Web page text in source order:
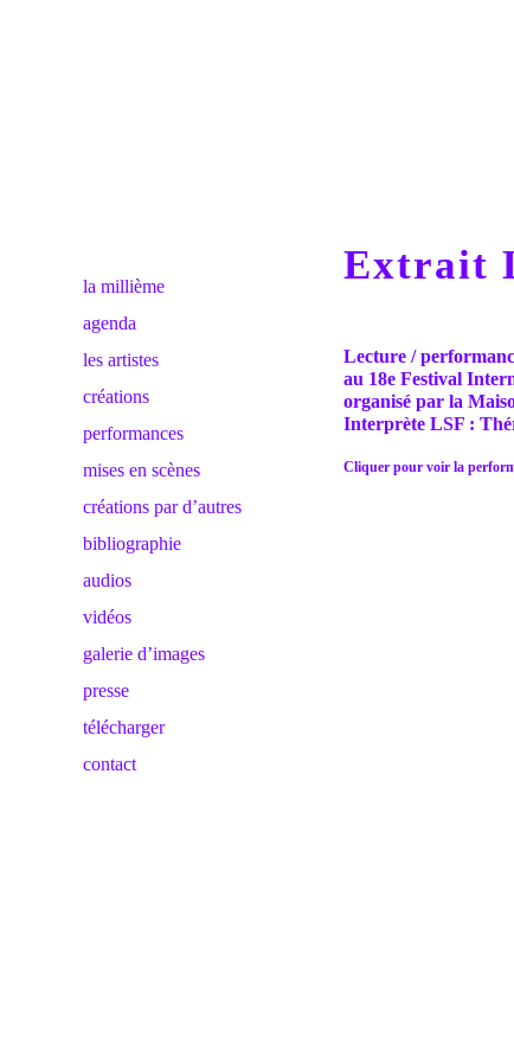
la millième
agenda
les artistes
créations
performances
mises en scènes
créations par d’autres
bibliographie
audios
vidéos
galerie d’images
presse
télécharger
contact
Extrait
Lecture /
au 18e Festival
organisé par la
Interprète LSF :
Cliquer pour voir la